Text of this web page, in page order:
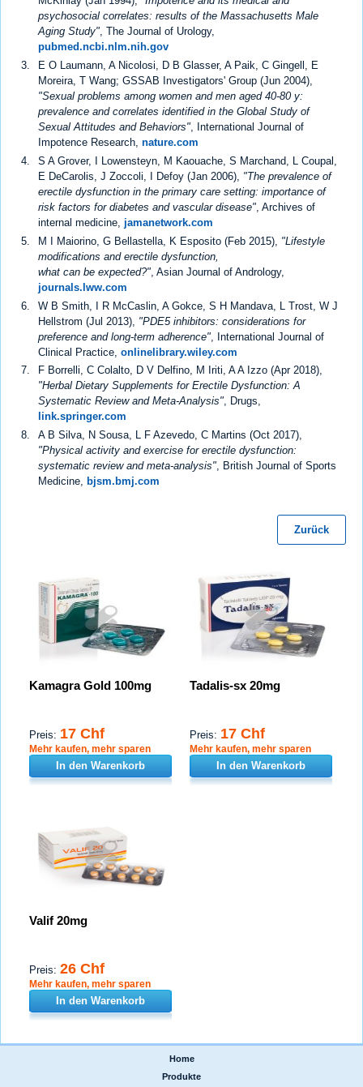
psychosocial correlates: results of the Massachusetts Male
Aging Study", The Journal of Urology,
pubmed.ncbi.nlm.nih.gov
E O Laumann, A Nicolosi, D B Glasser, A Paik, C Gingell, E
Moreira, T Wang; GSSAB Investigators' Group (Jun 2004),
"Sexual problems among women and men aged 40-80 y:
prevalence and correlates identified in the Global Study of
Sexual Attitudes and Behaviors" , International Journal of
Impotence Research, nature.com
S A Grover, I Lowensteyn, M Kaouache, S Marchand, L Coupal,
E DeCarolis, J Zoccoli, I Defoy (Jan 2006), "The prevalence of
erectile dysfunction in the primary care setting: importance of
risk factors for diabetes and vascular disease" , Archives of
internal medicine, jamanetwork.com
M I Maiorino, G Bellastella, K Esposito (Feb 2015), "Lifestyle
modifications and erectile dysfunction,
what can be expected?" , Asian Journal of Andrology,
journals.lww.com
W B Smith, I R McCaslin, A Gokce, S H Mandava, L Trost, W J
Hellstrom (Jul 2013), "PDE5 inhibitors: considerations for
preference and long-term adherence" , International Journal of
Clinical Practice, onlinelibrary.wiley.com
F Borrelli, C Colalto, D V Delfino, M Iriti, A A Izzo (Apr 2018),
"Herbal Dietary Supplements for Erectile Dysfunction: A
Systematic Review and Meta-Analysis", Drugs,
link.springer.com
A B Silva, N Sousa, L F Azevedo, C Martins (Oct 2017),
"Physical activity and exercise for erectile dysfunction:
systematic review and meta-analysis", British Journal of Sports
Medicine, bjsm.bmj.com
Zurück
Kamagra Gold 100mg
Preis: 17 Chf
Mehr kaufen, mehr sparen
In den Warenkorb
Tadalis-sx 20mg
Preis: 17 Chf
Mehr kaufen, mehr sparen
In den Warenkorb
Valif 20mg
Preis: 26 Chf
Mehr kaufen, mehr sparen
In den Warenkorb
Home
Produkte